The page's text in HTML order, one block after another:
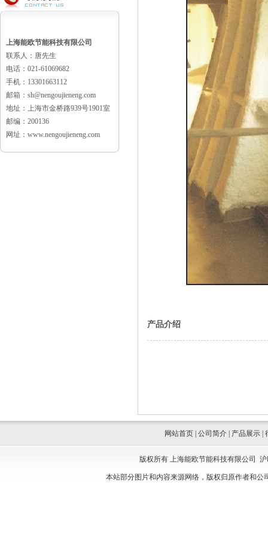
上海能欧节能科技有限公司
联系人：唐先生
电话：021-61069682
手机：13301663112
邮箱：sh@nengoujieneng.com
地址：上海市金桥路939号1901室
邮编：200136
网址：www.nengoujieneng.com
产品介绍
网站首页 公司简介 产品展示
版权所有 上海能欧节能科技有限公司
本站部分图片和内容来源网络，版权归原作者和